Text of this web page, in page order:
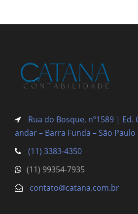
Rua do Bosque, nº1589 |
andar – Barra Funda – São Paulo
(11) 3383-4350
(11) 99354-7935
contato@catana.com.br